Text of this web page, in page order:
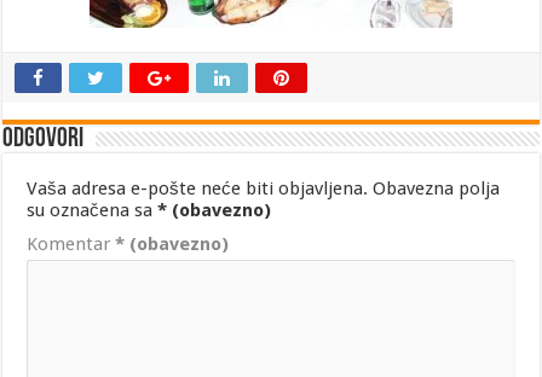
Odgovori
Vaša adresa e-pošte neće biti objavljena. Obavezna polja
su označena sa* (obavezno)
Komentar* (obavezno)